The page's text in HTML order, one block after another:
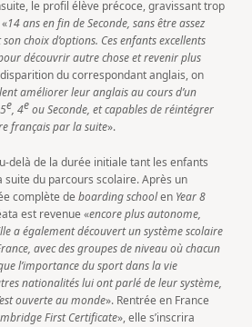
le profil élève précoce, gravissant trop
14 ans en fin de Seconde, sans être assez
choix d’options. Ces enfants excellents
découvrir autre chose et revenir plus
du correspondant anglais, on
améliorer leur anglais au cours d’un
e, 4e ou Seconde, et capables de réintégrer
français par la suite».
delà de la durée initiale tant les enfants
suite du parcours scolaire. Après un
complète deboarding schoolen Year 8
est revenue «encore plus autonome,
a également découvert un système scolaire
avec des groupes de niveau où chacun
l’importance du sport dans la vie
nationalités lui ont parlé de leur système,
ouverte au monde». Rentrée en France
First Certificate», elle s’inscrira